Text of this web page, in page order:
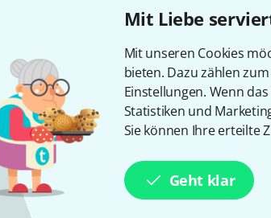
Mit Liebe
Mit unseren Cookies
bieten. Dazu zählen
Einstellungen. Wenn
Statistiken und
Sie können Ihre erteilte
Geht klar